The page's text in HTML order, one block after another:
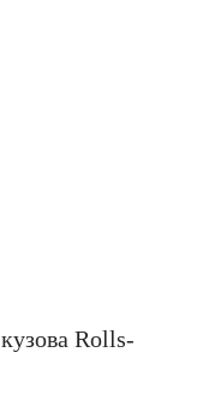
Rolls-